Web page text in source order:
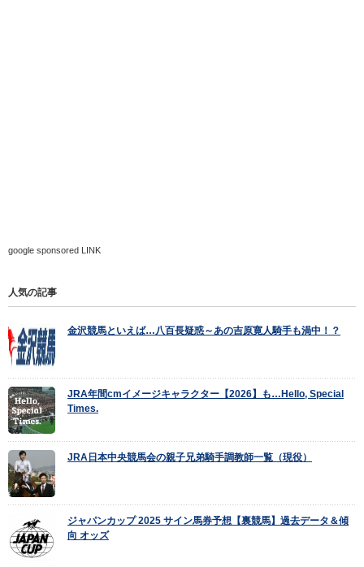
google sponsored LINK
人気の記事
金沢競馬といえば…八百長疑惑～あの吉原寛人騎手も渦中！？
JRA年間cmイメージキャラクター【2026】も…Hello, Special
Times.
JRA日本中央競馬会の親子兄弟騎手調教師一覧（現役）
ジャパンカップ 2025 サイン馬券予想【裏競馬】過去データ＆傾
向 オッズ